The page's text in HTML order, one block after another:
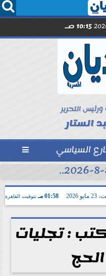

10:15 صـ
التحرير
الستار
السياسي 
2026 01:58 مـ بتوقيت القاهرة
: تجليات